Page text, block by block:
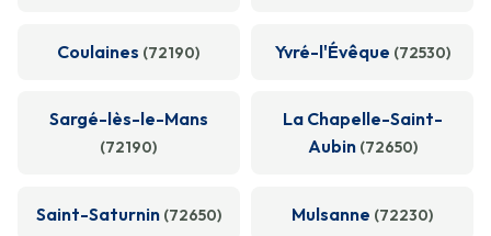
Coulaines (72190) Yvré-l'Évêque (72530)
Sargé-lès-le-Mans
(72190)
La Chapelle-Saint-
Aubin (72650)
Saint-Saturnin (72650) Mulsanne (72230)